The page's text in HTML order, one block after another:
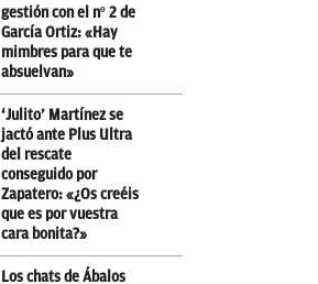
gestión con el nº 2 de
García Ortiz: «Hay
mimbres para que te
absuelvan»
‘Julito’ Martínez se
jactó ante Plus Ultra
del rescate
conseguido por
Zapatero: «¿Os creéis
que es por vuestra
cara bonita?»
Los chats de Ábalos